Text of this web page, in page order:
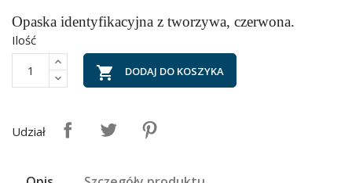
Opaska identyfikacyjna z tworzywa, czerwona.
Ilość
 DODAJ DO KOSZYKA
Udział